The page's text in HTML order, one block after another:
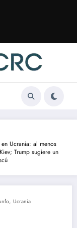
Ucrania: al menos
Trump sugiere un
, Ucrania